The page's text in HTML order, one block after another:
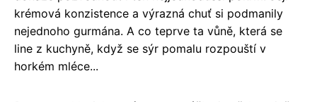
krémová konzistence a výrazná chuť si podmanily
nejednoho gurmána. A co teprve ta vůně, která se
line z kuchyně, když se sýr pomalu rozpouští v
horkém mléce...